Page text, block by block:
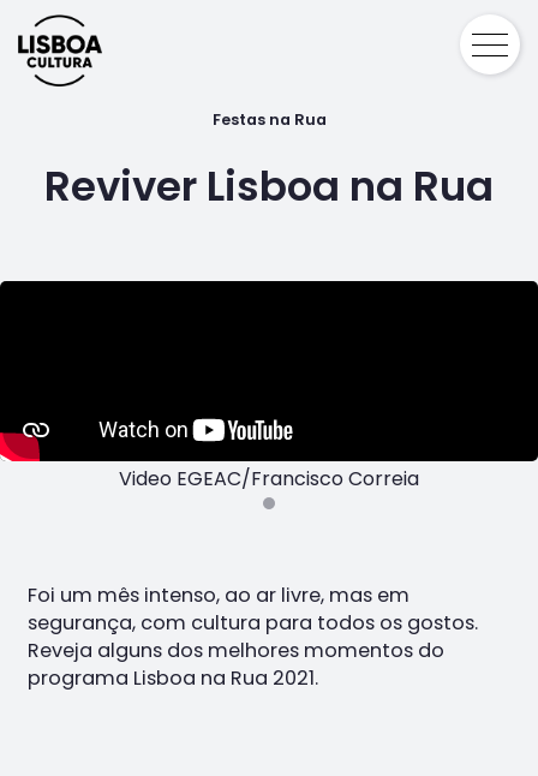
Festas na Rua
Reviver Lisboa na Rua
Video EGEAC/Francisco Correia
Foi um mês intenso, ao ar livre, mas em
segurança, com cultura para todos os gostos.
Reveja alguns dos melhores momentos do
programa Lisboa na Rua 2021.